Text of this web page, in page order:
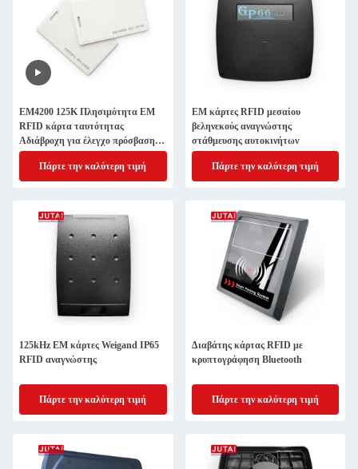
EM4200 125K Πλησιμότητα EM
RFID κάρτα ταυτότητας
Αδιάβροχη για έλεγχο πρόσβασης
πόρτας
Πάρτε την καλύτερη τιμή
EM κάρτες RFID μεσαίου
βεληνεκούς αναγνώστης
στάθμευσης αυτοκινήτων
Πάρτε την καλύτερη τιμή
125kHz EM κάρτες Weigand IP65
RFID αναγνώστης
Πάρτε την καλύτερη τιμή
Διαβάτης κάρτας RFID με
κρυπτογράφηση Bluetooth
Πάρτε την καλύτερη τιμή